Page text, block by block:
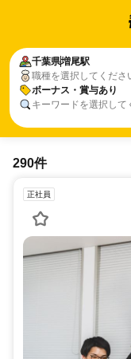
千葉県増尾駅
職種を選択してくださ
ボーナス・賞与あり
キーワードを選択して
290件
正社員